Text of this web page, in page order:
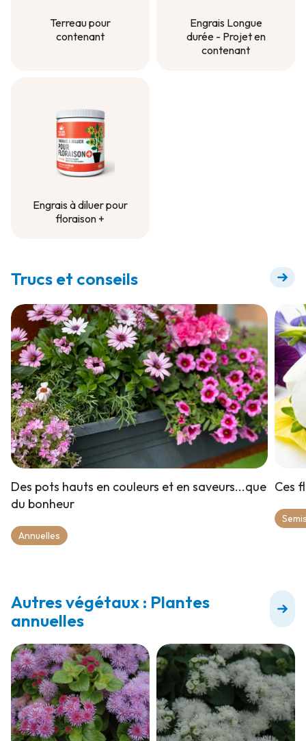
Terreau pour
contenant
Engrais Longue
durée - Projet en
contenant
Engrais à diluer pour
floraison +
Trucs et conseils
Des pots hauts en couleurs et en saveurs...que
du bonheur
Annuelles
Ces
Autres végétaux : Plantes
annuelles